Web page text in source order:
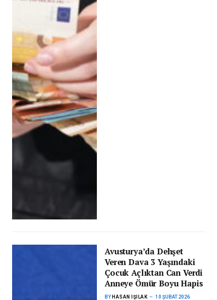
Avusturya’da Dehşet
Veren Dava 3 Yaşındaki
Çocuk Açlıktan Can Verdi
Anneye Ömür Boyu Hapis
BY HASAN IŞILAK 10 ŞUBAT 2026